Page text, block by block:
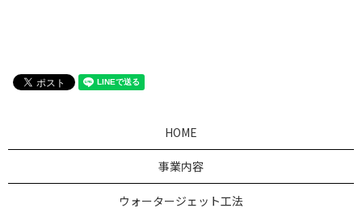
HOME
事業内容
ウォータージェット工法